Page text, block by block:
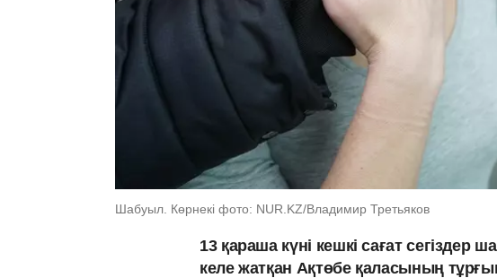
Шабуыл. Көрнекі фото: NUR.KZ/Владимир Третьяков
13 қараша күні кешкі сағат сегіздер
келе жатқан Ақтөбе қаласының